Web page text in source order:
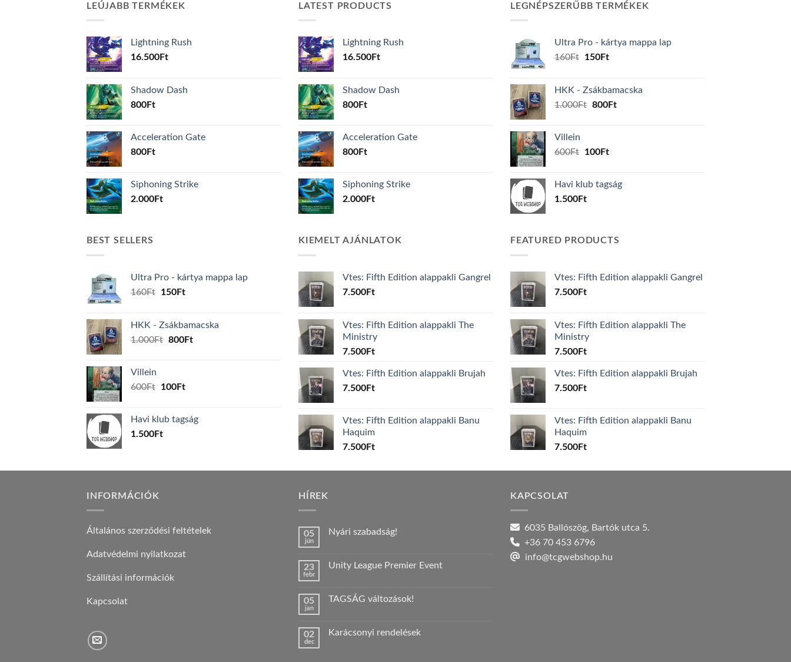
LEÚJABB TERMÉKEK
Lightning Rush
16.500Ft
Shadow Dash
800Ft
Acceleration Gate
800Ft
Siphoning Strike
2.000Ft
LATEST PRODUCTS
Lightning Rush
16.500Ft
Shadow Dash
800Ft
Acceleration Gate
800Ft
Siphoning Strike
2.000Ft
LEGNÉPSZERŰBB TERMÉKEK
Ultra Pro - kártya mappa lap
160Ft
Original
160Ft.
150FtCurrent
150Ft.
HKK - Zsákbamacska
1.000Ft Original
800FtCurrent
Villein
600Ft
Original
600Ft.
100FtCurrent
100Ft.
Havi klub tagság
1.500Ft
BEST SELLERS
Ultra Pro - kártya mappa lap
160Ft
Original
160Ft.
150FtCurrent
150Ft.
HKK - Zsákbamacska
1.000Ft Original
800FtCurrent
Villein
600Ft
Original
600Ft.
100FtCurrent
100Ft.
Havi klub tagság
1.500Ft
KIEMELT AJÁNLATOK
Vtes: Fifth Edition alappakli Gangrel
7.500Ft
Vtes: Fifth Edition alappakli The
Ministry
7.500Ft
Vtes: Fifth Edition alappakli Brujah
7.500Ft
Vtes: Fifth Edition alappakli Banu
Haquim
7.500Ft
FEATURED PRODUCTS
Vtes: Fifth Edition alappakli Gangrel
7.500Ft
Vtes: Fifth Edition alappakli The
Ministry
7.500Ft
Vtes: Fifth Edition alappakli Brujah
7.500Ft
Vtes: Fifth Edition alappakli Banu
Haquim
7.500Ft
INFORMÁCIÓK
Általános szerződési feltételek
Adatvédelmi nyilatkozat
Szállítási információk
Kapcsolat
HÍREK
05
jún
Nyári szabadság!
Nyári
23
febr
Unity League Premier Event
Unity
bejegyzéshez
05
jan
TAGSÁG változások!
TAGSÁG
02
dec
Karácsonyi rendelések
KAPCSOLAT
6035 Ballószög, Bartók utca 5.
+36 70 453 6796
info@tcgwebshop.hu